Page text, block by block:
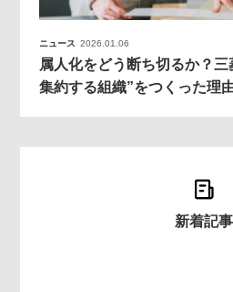
ニュース 2026.01.06
属人化をどう断ち切るか？
集約する組織”をつくった理
新着記事